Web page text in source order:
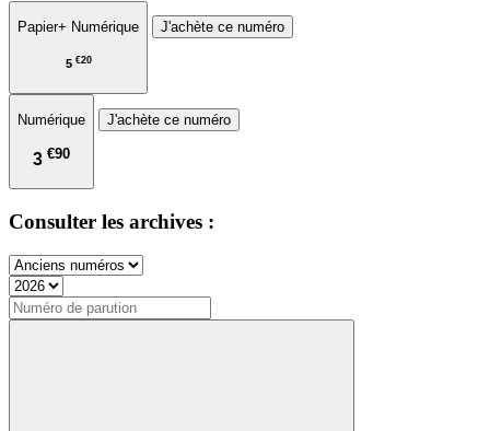
Papier+ Numérique
5 €20
J'achète ce numéro
Numérique
3 €90
J'achète ce numéro
Consulter les archives :